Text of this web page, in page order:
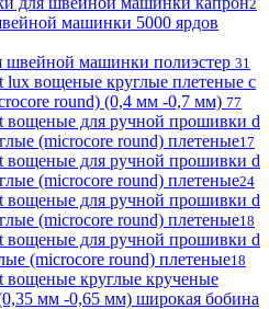
2
машинки 5000 ярдов
швейной машинки полиэстер 31
lux вощеные круглые плетеные с
round) (0,4 мм -0,7 мм) 77
вощеные для ручной прошивки d
(microcore round) плетеные17
вощеные для ручной прошивки d
(microcore round) плетеные24
вощеные для ручной прошивки d
(microcore round) плетеные18
вощеные для ручной прошивки d
(microcore round) плетеные18
вощеные круглые крученые
мм -0,65 мм) широкая бобина